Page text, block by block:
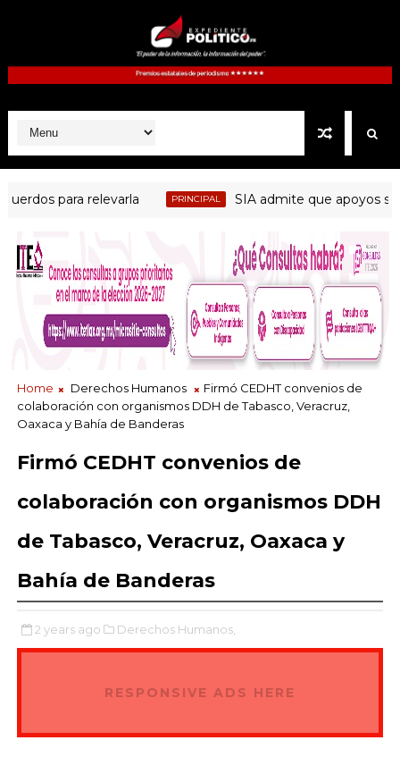
para relevarla PRINCIPAL SIA admite que apoyos se
Home Derechos Humanos
Firmó CEDHT convenios de
colaboración con organismos DDH de Tabasco, Veracruz,
Oaxaca y Bahía de Banderas
Firmó CEDHT convenios de
colaboración con organismos DDH
de Tabasco, Veracruz, Oaxaca y
Bahía de Banderas
2 years ago Derechos Humanos,
RESPONSIVE ADS HERE